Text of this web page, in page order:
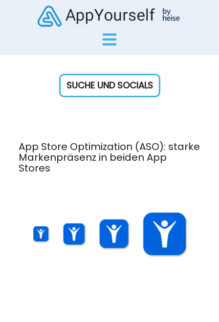
App Store Optimization (ASO): starke
Markenpräsenz in beiden App
Stores
SUCHE UND SOCIALS